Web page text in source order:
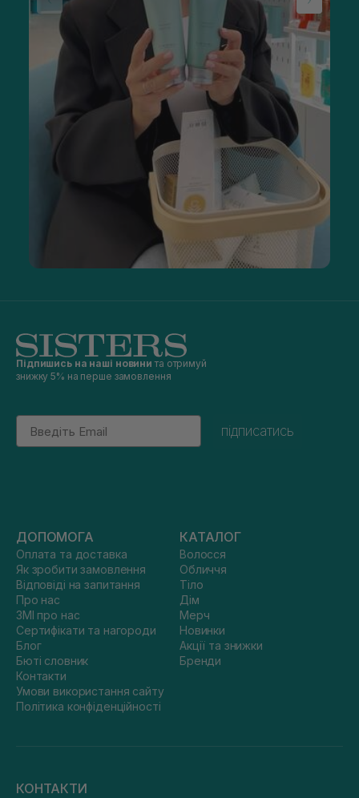
Підпишись на наші новини та отримуй
знижку 5% на перше замовлення
Email
підписатись
ДОПОМОГА
Оплата та доставка
Як зробити замовлення
Відповіді на запитання
Про нас
ЗМІ про нас
Сертифікати та нагороди
Блог
Бюті словник
Контакти
Умови використання сайту
Політика конфіденційності
КАТАЛОГ
Волосся
Обличчя
Тіло
Дім
Мерч
Новинки
Акції та знижки
Бренди
КОНТАКТИ